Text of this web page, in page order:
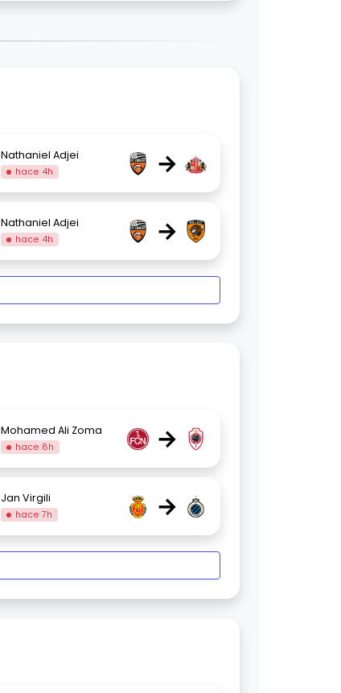
Nathaniel Adjei
hace 4h →
Nathaniel Adjei
hace 4h →
Mohamed Ali Zoma
hace 8h →
Jan Virgili
hace 7h →